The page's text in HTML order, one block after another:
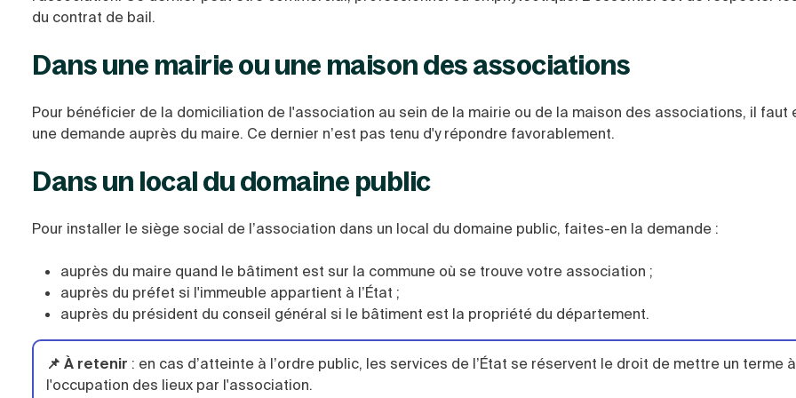
du contrat de bail.
Dans une mairie ou une maison des associations
Pour bénéficier de la domiciliation de l'association au sein de la mairie ou de la maison des associations, il faut
une demande auprès du maire. Ce dernier n’est pas tenu d'y répondre favorablement.
Dans un local du domaine public
Pour installer le siège social de l’association dans un local du domaine public, faites-en la demande :
auprès du maire quand le bâtiment est sur la commune où se trouve votre association ;
auprès du préfet si l'immeuble appartient à l’État ;
auprès du président du conseil général si le bâtiment est la propriété du département.
📌 À retenir : en cas d’atteinte à l’ordre public, les services de l’État se réservent le droit de mettre un terme à
l'occupation des lieux par l'association.